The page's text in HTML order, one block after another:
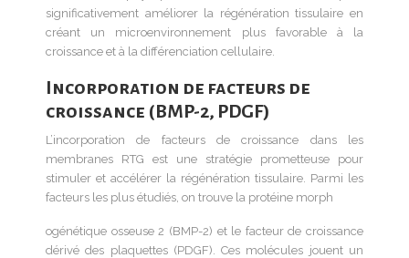
significativement améliorer la régénération tissulaire en
créant un microenvironnement plus favorable à la
croissance et à la différenciation cellulaire.
Incorporation de facteurs de
croissance (BMP-2, PDGF)
L’incorporation de facteurs de croissance dans les
membranes RTG est une stratégie prometteuse pour
stimuler et accélérer la régénération tissulaire. Parmi les
facteurs les plus étudiés, on trouve la protéine morph
ogénétique osseuse 2 (BMP-2) et le facteur de croissance
dérivé des plaquettes (PDGF). Ces molécules jouent un